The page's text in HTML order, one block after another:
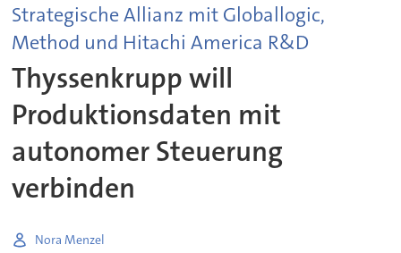
Strategische Allianz mit Globallogic,
Method und Hitachi America R&D
Thyssenkrupp will
Produktionsdaten mit
autonomer Steuerung
verbinden
Nora Menzel